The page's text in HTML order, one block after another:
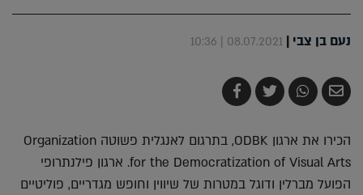
נעם בן צבי |
08.07.2021 | 10:36
שלח
בדואר
שתף
ב-
צייץ
ב-
שתף
ב-
הכירו את ארגון ODBK, בתרגום לאנגלית פשוטה Organization
for the Democratization of Visual Arts. ארגון פילנתרופי
הפועל מברלין ודוגל במטרות של שיווין וחופש מגדריים, פוליטיים